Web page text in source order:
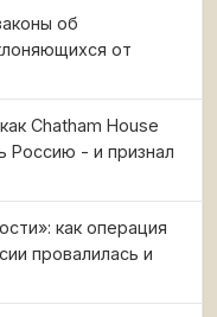
об
от
Chatham House
Россию - и признал
как операция
провалилась и